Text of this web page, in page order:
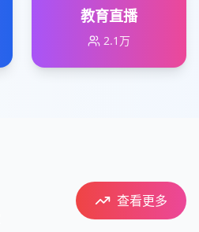
教育直播
2.1万
查看更多